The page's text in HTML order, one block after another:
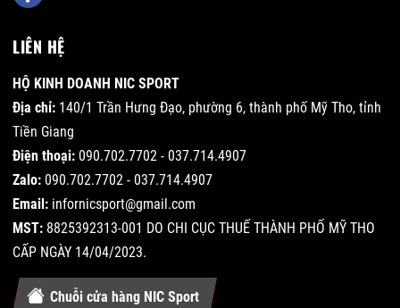
LIÊN HỆ
HỘ KINH DOANH NIC SPORT
Địa chỉ: 140/1 Trần Hưng Đạo, phường 6, thành phố Mỹ Tho, tỉnh
Tiền Giang
Điện thoại: 090.702.7702 - 037.714.4907
Zalo: 090.702.7702 - 037.714.4907
Email: infornicsport@gmail.com
MST: 8825392313-001 DO CHI CỤC THUẾ THÀNH PHỐ MỸ THO
CẤP NGÀY 14/04/2023.
Chuỗi cửa hàng NIC Sport